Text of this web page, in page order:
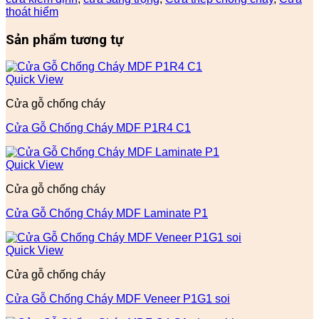
thoát hiểm
Sản phẩm tương tự
Quick View
Cửa gỗ chống cháy
Cửa Gỗ Chống Cháy MDF P1R4 C1
Quick View
Cửa gỗ chống cháy
Cửa Gỗ Chống Cháy MDF Laminate P1
Quick View
Cửa gỗ chống cháy
Cửa Gỗ Chống Cháy MDF Veneer P1G1 soi